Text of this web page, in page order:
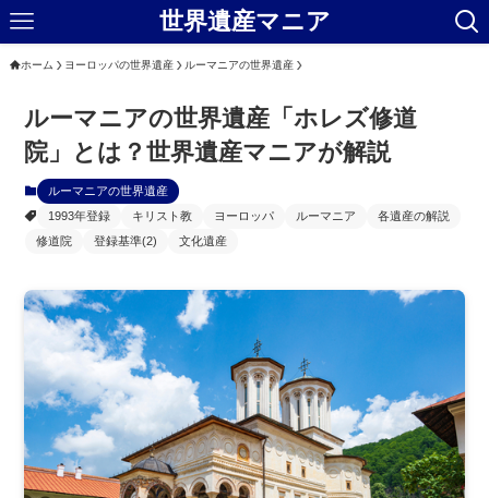
世界遺産マニア
ホーム ヨーロッパの世界遺産 ルーマニアの世界遺産
ルーマニアの世界遺産「ホレズ修道
院」とは？世界遺産マニアが解説
ルーマニアの世界遺産
1993年登録
キリスト教 ヨーロッパ ルーマニア
各遺産の解説
修道院
登録基準(2) 文化遺産